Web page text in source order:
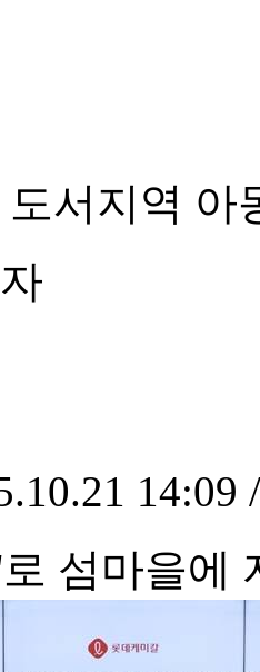
서지역 아
14:09
섬마을에